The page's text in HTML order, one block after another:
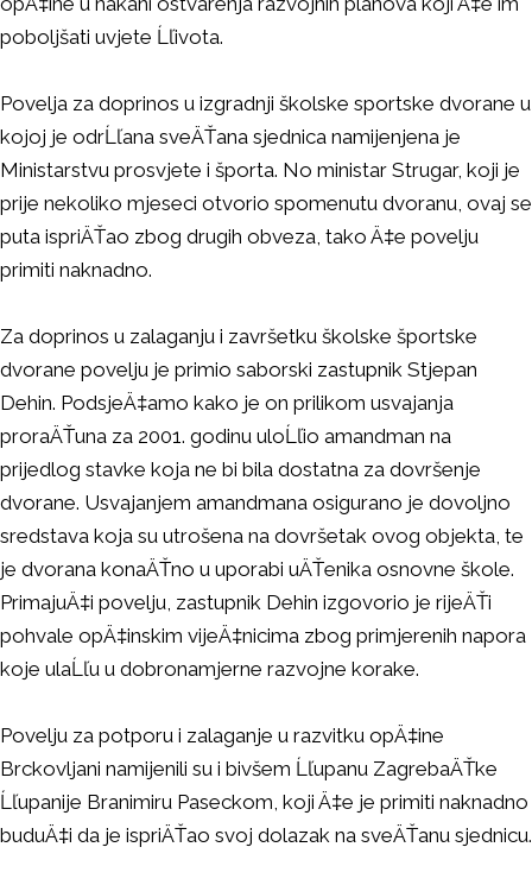
poboljšati uvjete Ĺľivota.
Povelja za doprinos u izgradnji školske sportske dvorane u
kojoj je odrĹľana sveÄŤana sjednica namijenjena je
Ministarstvu prosvjete i športa. No ministar Strugar, koji je
prije nekoliko mjeseci otvorio spomenutu dvoranu, ovaj se
puta ispriÄŤao zbog drugih obveza, tako Ä‡e povelju
primiti naknadno.
Za doprinos u zalaganju i završetku školske športske
dvorane povelju je primio saborski zastupnik Stjepan
Dehin. PodsjeÄ‡amo kako je on prilikom usvajanja
proraÄŤuna za 2001. godinu uloĹľio amandman na
prijedlog stavke koja ne bi bila dostatna za dovršenje
dvorane. Usvajanjem amandmana osigurano je dovoljno
sredstava koja su utrošena na dovršetak ovog objekta, te
je dvorana konaÄŤno u uporabi uÄŤenika osnovne škole.
PrimajuÄ‡i povelju, zastupnik Dehin izgovorio je rijeÄŤi
pohvale opÄ‡inskim vijeÄ‡nicima zbog primjerenih napora
koje ulaĹľu u dobronamjerne razvojne korake.
Povelju za potporu i zalaganje u razvitku opÄ‡ine
Brckovljani namijenili su i bivšem Ĺľupanu ZagrebaÄŤke
Ĺľupanije Branimiru Paseckom, koji Ä‡e je primiti naknadno
buduÄ‡i da je ispriÄŤao svoj dolazak na sveÄŤanu sjednicu.